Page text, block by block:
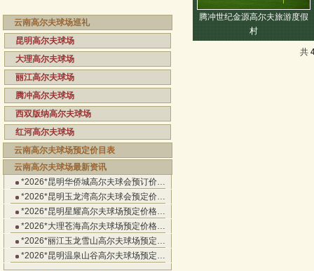
云南高尔夫球场巡礼
昆明高尔夫球场
大理高尔夫球场
丽江高尔夫球场
腾冲高尔夫球场
西双版纳高尔夫球场
红河高尔夫球场
云南高尔夫球场预定价目表
云南高尔夫球场最新资讯
*2026*昆明华侨城高尔夫球会预订价…
*2026*昆明玉龙湾高尔夫球会预定价…
*2026*昆明星耀高尔夫球场预定价格…
*2026*大理苍海高尔夫球场预定价格…
*2026*丽江玉龙雪山高尔夫球场预定…
*2026*昆明温泉山谷高尔夫球场预定…
腾冲世纪金源高尔夫旅游度假
村
共